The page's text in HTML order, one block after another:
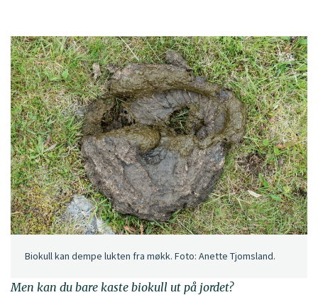
Biokull kan dempe lukten fra møkk. Foto: Anette Tjomsland.
Men kan du bare kaste biokull ut på jordet?